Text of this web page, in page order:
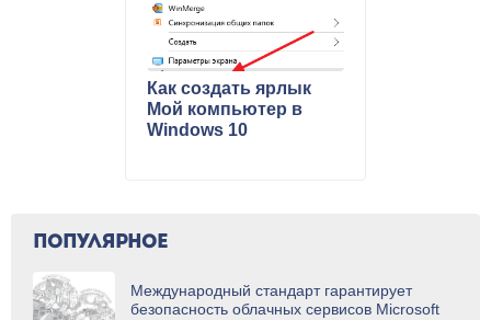
Как создать ярлык
Мой компьютер в
Windows 10
ПОПУЛЯРНОЕ
Международный стандарт гарантирует
безопасность облачных сервисов Microsoft